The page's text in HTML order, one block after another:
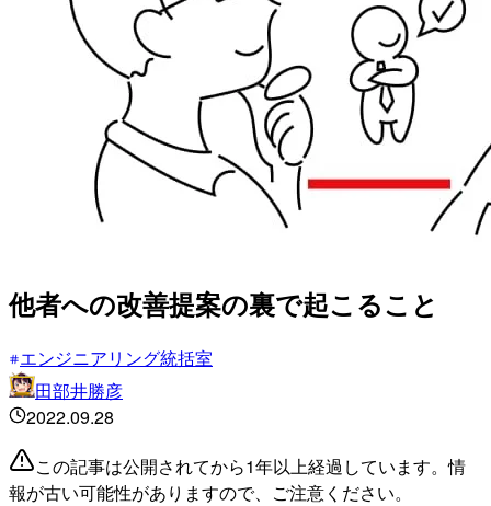
他者への改善提案の裏で起こること
エンジニアリング統括室
田部井勝彦
2022.09.28
この記事は公開されてから1年以上経過しています。情
報が古い可能性がありますので、ご注意ください。